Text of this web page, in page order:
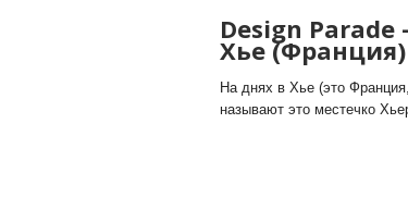
Design
Хье (Франция)
На днях в Хье (это
называют это местечко